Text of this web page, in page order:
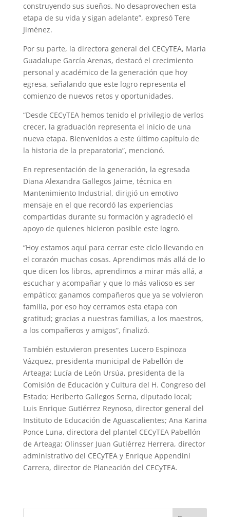
construyendo sus sueños. No desaprovechen esta
etapa de su vida y sigan adelante”, expresó Tere
Jiménez.
Por su parte, la directora general del CECyTEA, María
Guadalupe García Arenas, destacó el crecimiento
personal y académico de la generación que hoy
egresa, señalando que este logro representa el
comienzo de nuevos retos y oportunidades.
“Desde CECyTEA hemos tenido el privilegio de verlos
crecer, la graduación representa el inicio de una
nueva etapa. Bienvenidos a este último capítulo de
la historia de la preparatoria”, mencionó.
En representación de la generación, la egresada
Diana Alexandra Gallegos Jaime, técnica en
Mantenimiento Industrial, dirigió un emotivo
mensaje en el que recordó las experiencias
compartidas durante su formación y agradeció el
apoyo de quienes hicieron posible este logro.
“Hoy estamos aquí para cerrar este ciclo llevando en
el corazón muchas cosas. Aprendimos más allá de lo
que dicen los libros, aprendimos a mirar más allá, a
escuchar y acompañar y que lo más valioso es ser
empático; ganamos compañeros que ya se volvieron
familia, por eso hoy cerramos esta etapa con
gratitud; gracias a nuestras familias, a los maestros,
a los compañeros y amigos”, finalizó.
También estuvieron presentes Lucero Espinoza
Vázquez, presidenta municipal de Pabellón de
Arteaga; Lucía de León Ursúa, presidenta de la
Comisión de Educación y Cultura del H. Congreso del
Estado; Heriberto Gallegos Serna, diputado local;
Luis Enrique Gutiérrez Reynoso, director general del
Instituto de Educación de Aguascalientes; Ana Karina
Ponce Luna, directora del plantel CECyTEA Pabellón
de Arteaga; Olinsser Juan Gutiérrez Herrera, director
administrativo del CECyTEA y Enrique Appendini
Carrera, director de Planeación del CECyTEA.